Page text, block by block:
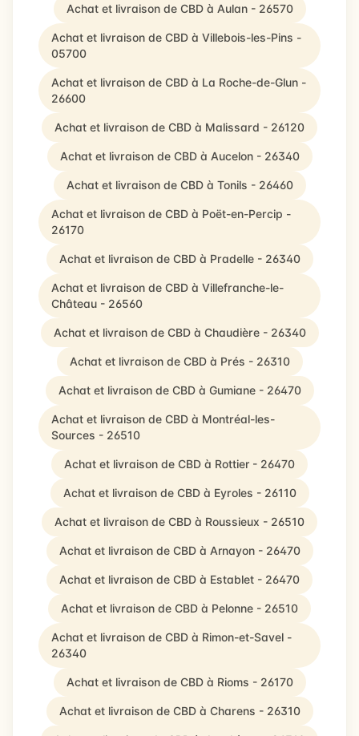
Achat et livraison de CBD à Aulan - 26570
Achat et livraison de CBD à Villebois-les-Pins -
05700
Achat et livraison de CBD à La Roche-de-Glun -
26600
Achat et livraison de CBD à Malissard - 26120
Achat et livraison de CBD à Aucelon - 26340
Achat et livraison de CBD à Tonils - 26460
Achat et livraison de CBD à Poët-en-Percip -
26170
Achat et livraison de CBD à Pradelle - 26340
Achat et livraison de CBD à Villefranche-le-
Château - 26560
Achat et livraison de CBD à Chaudière - 26340
Achat et livraison de CBD à Prés - 26310
Achat et livraison de CBD à Gumiane - 26470
Achat et livraison de CBD à Montréal-les-
Sources - 26510
Achat et livraison de CBD à Rottier - 26470
Achat et livraison de CBD à Eyroles - 26110
Achat et livraison de CBD à Roussieux - 26510
Achat et livraison de CBD à Arnayon - 26470
Achat et livraison de CBD à Establet - 26470
Achat et livraison de CBD à Pelonne - 26510
Achat et livraison de CBD à Rimon-et-Savel -
26340
Achat et livraison de CBD à Rioms - 26170
Achat et livraison de CBD à Charens - 26310